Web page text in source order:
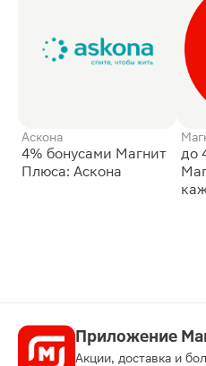
Аскона
4% бонусами Магнит
Плюса: Аскона
до
Приложение
Акции, доставка и